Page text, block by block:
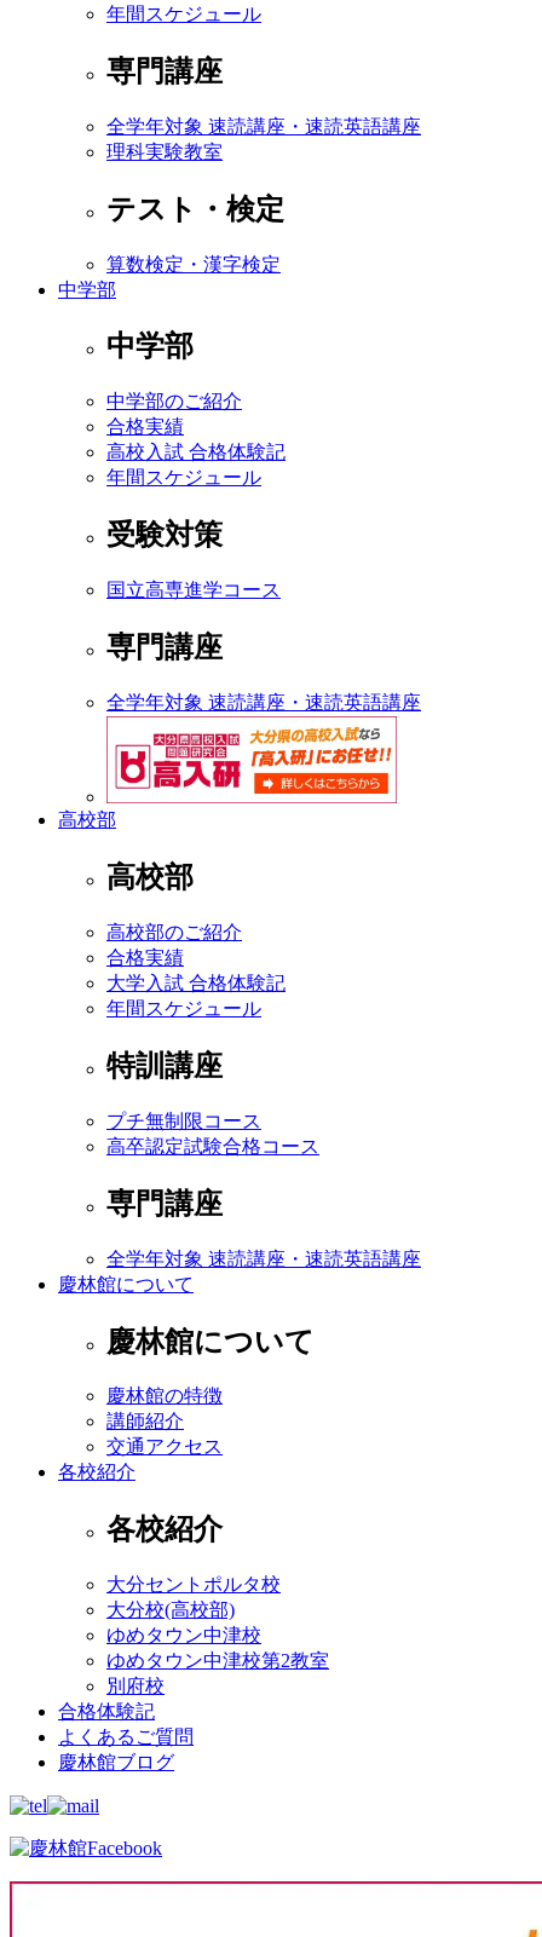
年間スケジュール
専門講座
全学年対象 速読講座・速読英語講座
理科実験教室
テスト・検定
算数検定・漢字検定
中学部
中学部
中学部のご紹介
合格実績
高校入試 合格体験記
年間スケジュール
受験対策
国立高専進学コース
専門講座
全学年対象 速読講座・速読英語講座
高校部
高校部
高校部のご紹介
合格実績
大学入試 合格体験記
年間スケジュール
特訓講座
プチ無制限コース
高卒認定試験合格コース
専門講座
全学年対象 速読講座・速読英語講座
慶林館について
慶林館について
慶林館の特徴
講師紹介
交通アクセス
各校紹介
各校紹介
大分セントポルタ校
大分校(高校部)
ゆめタウン中津校
ゆめタウン中津校第2教室
別府校
合格体験記
よくあるご質問
慶林館ブログ